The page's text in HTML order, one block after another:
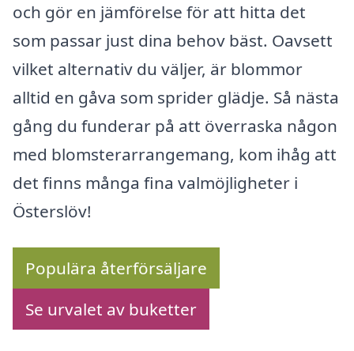
och gör en jämförelse för att hitta det
som passar just dina behov bäst. Oavsett
vilket alternativ du väljer, är blommor
alltid en gåva som sprider glädje. Så nästa
gång du funderar på att överraska någon
med blomsterarrangemang, kom ihåg att
det finns många fina valmöjligheter i
Österslöv!
Populära återförsäljare
Se urvalet av buketter